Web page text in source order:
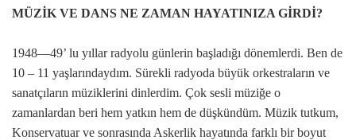
MÜZİK VE DANS NE ZAMAN HAYATINIZA GİRDİ?
1948—49’ lu yıllar radyolu günlerin başladığı dönemlerdi. Ben de
10 – 11 yaşlarındaydım. Sürekli radyoda büyük orkestraların ve
sanatçıların müziklerini dinlerdim. Çok sesli müziğe o
zamanlardan beri hem yatkın hem de düşkündüm. Müzik tutkum,
Konservatuar ve sonrasında Askerlik hayatında farklı bir boyut